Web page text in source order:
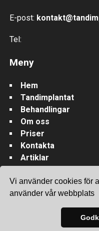
Vi använder cookies för
använder vår webbplats
E-post:
Tel:
Meny
Hem
Tandimplantat
Behandlingar
Om oss
Priser
Kontakta
Artiklar
©2026